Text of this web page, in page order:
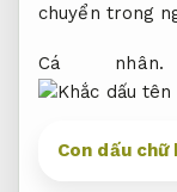
chuyển trong
Cá nhân.
Con dấu